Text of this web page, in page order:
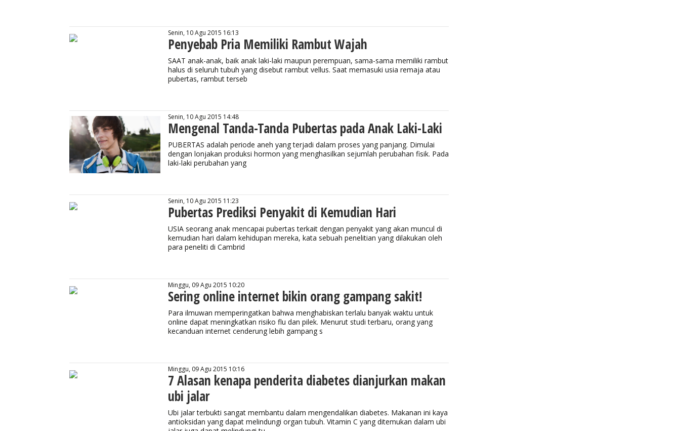
Senin, 10 Agu 2015 16:13
Penyebab Pria Memiliki Rambut Wajah
SAAT anak-anak, baik anak laki-laki maupun perempuan, sama-sama memiliki rambut
halus di seluruh tubuh yang disebut rambut vellus. Saat memasuki usia remaja atau
pubertas, rambut terseb
Senin, 10 Agu 2015 14:48
Mengenal Tanda-Tanda Pubertas pada Anak Laki-Laki
PUBERTAS adalah periode aneh yang terjadi dalam proses yang panjang. Dimulai
dengan lonjakan produksi hormon yang menghasilkan sejumlah perubahan fisik. Pada
laki-laki perubahan yang
Senin, 10 Agu 2015 11:23
Pubertas Prediksi Penyakit di Kemudian Hari
USIA seorang anak mencapai pubertas terkait dengan penyakit yang akan muncul di
kemudian hari dalam kehidupan mereka, kata sebuah penelitian yang dilakukan oleh
para peneliti di Cambrid
Minggu, 09 Agu 2015 10:20
Sering online internet bikin orang gampang sakit!
Para ilmuwan memperingatkan bahwa menghabiskan terlalu banyak waktu untuk
online dapat meningkatkan risiko flu dan pilek. Menurut studi terbaru, orang yang
kecanduan internet cenderung lebih gampang s
Minggu, 09 Agu 2015 10:16
7 Alasan kenapa penderita diabetes dianjurkan makan
ubi jalar
Ubi jalar terbukti sangat membantu dalam mengendalikan diabetes. Makanan ini kaya
antioksidan yang dapat melindungi organ tubuh. Vitamin C yang ditemukan dalam ubi